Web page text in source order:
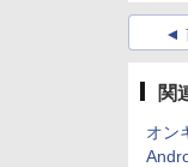
関
オン